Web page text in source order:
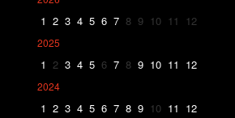
1 2 3 4 5 6 7 8 9 10 11 12
2025
1 2 3 4 5 6 7 8 9 10 11 12
2024
1 2 3 4 5 6 7 8 9 10 11 12